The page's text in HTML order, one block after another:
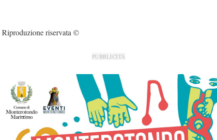
Riproduzione riservata ©
PUBBLICITÀ